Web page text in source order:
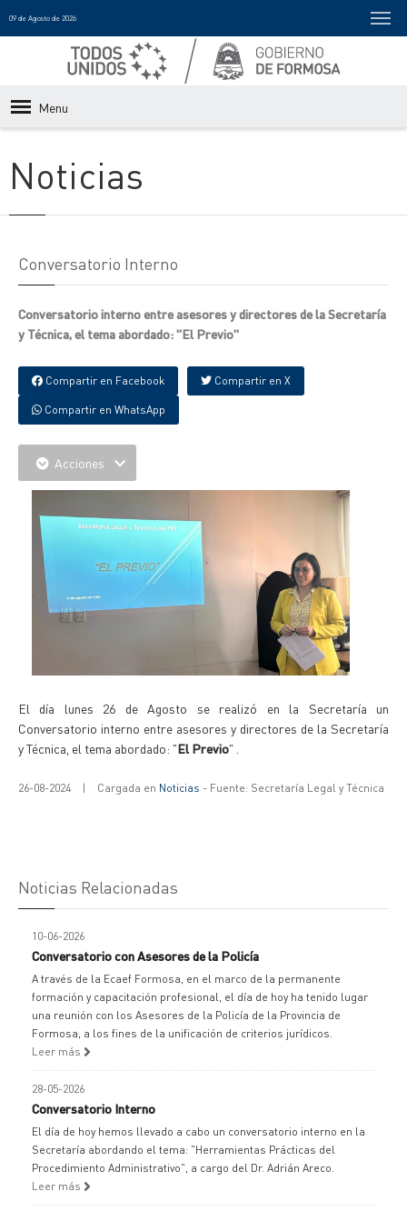
09 de Agosto de 2026
Menu
Noticias
Conversatorio Interno
Conversatorio interno entre asesores y directores de la Secretaría
y Técnica, el tema abordado: "El Previo"
Compartir en Facebook Compartir en X
Compartir en WhatsApp
Acciones
El día lunes 26 de Agosto se realizó en la Secretaría un
Conversatorio interno entre asesores y directores de la Secretaría
y Técnica, el tema abordado: "El Previo" .
26-08-2024 | Cargada en Noticias - Fuente: Secretaría Legal y Técnica
Noticias Relacionadas
10-06-2026
Conversatorio con Asesores de la Policía
A través de la Ecaef Formosa, en el marco de la permanente
formación y capacitación profesional, el día de hoy ha tenido lugar
una reunión con los Asesores de la Policía de la Provincia de
Formosa, a los fines de la unificación de criterios jurídicos.
Leer más
28-05-2026
Conversatorio Interno
El día de hoy hemos llevado a cabo un conversatorio interno en la
Secretaría abordando el tema: "Herramientas Prácticas del
Procedimiento Administrativo", a cargo del Dr. Adrián Areco.
Leer más